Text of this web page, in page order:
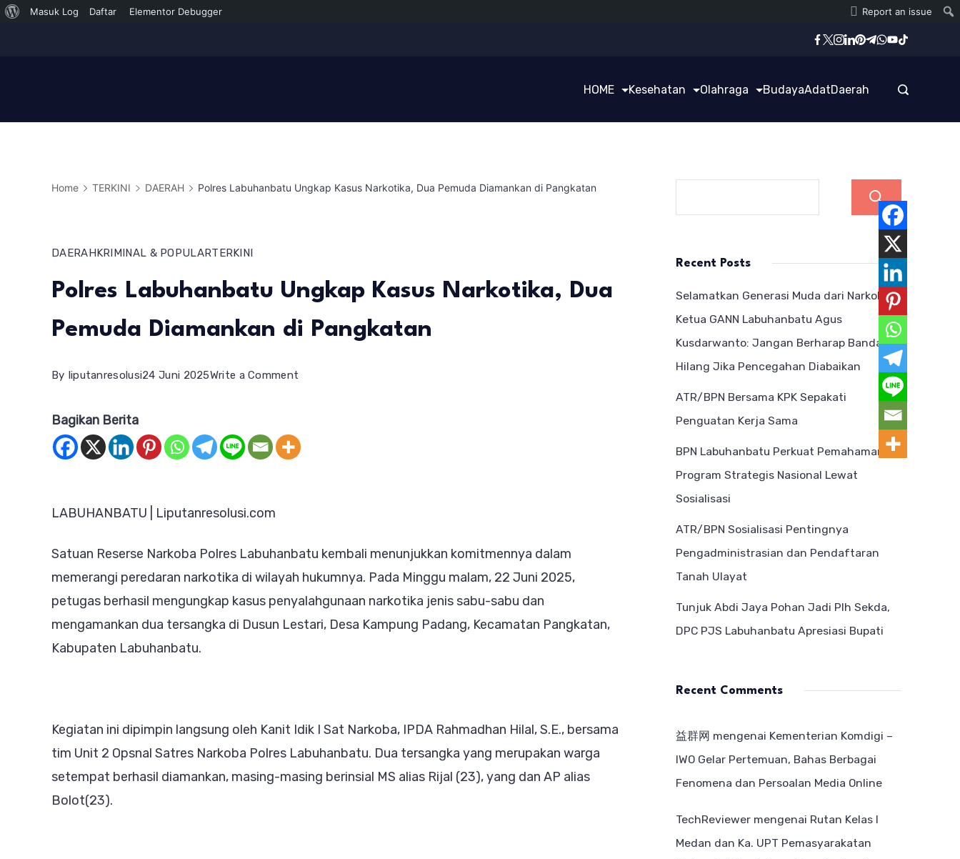
Tentang
Masuk Log Daftar Elementor Debugger Report an issue
HOME Kesehatan Olahraga BudayaAdatDaerah
Home TERKINI DAERAH Polres Labuhanbatu Ungkap Kasus Narkotika, Dua Pemuda Diamankan di Pangkatan
DAERAHKRIMINAL & POPULARTERKINI
Polres Labuhanbatu Ungkap Kasus Narkotika, Dua
Pemuda Diamankan di Pangkatan
By liputanresolusi24 Juni 2025Write a Comment
Ungkap
Pangkatan
Bagikan Berita
LABUHANBATU | Liputanresolusi.com
Satuan Reserse Narkoba Polres Labuhanbatu kembali menunjukkan komitmennya dalam
memerangi peredaran narkotika di wilayah hukumnya. Pada Minggu malam, 22 Juni 2025,
petugas berhasil mengungkap kasus penyalahgunaan narkotika jenis sabu-sabu dan
mengamankan dua tersangka di Dusun Lestari, Desa Kampung Padang, Kecamatan Pangkatan,
Kabupaten Labuhanbatu.
Kegiatan ini dipimpin langsung oleh Kanit Idik I Sat Narkoba, IPDA Rahmadhan Hilal, S.E., bersama
tim Unit 2 Opsnal Satres Narkoba Polres Labuhanbatu. Dua tersangka yang merupakan warga
setempat berhasil diamankan, masing-masing berinsial MS alias Rijal (23), yang dan AP alias
Bolot(23).
Recent Posts
Selamatkan Generasi Muda dari Narkoba,
Ketua GANN Labuhanbatu Agus
Kusdarwanto: Jangan Berharap Bandar
Hilang Jika Pencegahan Diabaikan
ATR/BPN Bersama KPK Sepakati
Penguatan Kerja Sama
BPN Labuhanbatu Perkuat Pemahaman
Program Strategis Nasional Lewat
Sosialisasi
ATR/BPN Sosialisasi Pentingnya
Pengadministrasian dan Pendaftaran
Tanah Ulayat
Tunjuk Abdi Jaya Pohan Jadi Plh Sekda,
DPC PJS Labuhanbatu Apresiasi Bupati
Recent Comments
益群网 mengenai Kementerian Komdigi –
IWO Gelar Pertemuan, Bahas Berbagai
Fenomena dan Persoalan Media Online
TechReviewer mengenai Rutan Kelas I
Medan dan Ka. UPT Pemasyarakatan